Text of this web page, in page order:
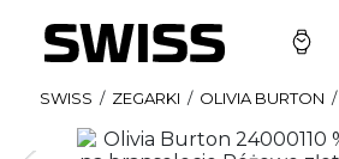
SWISS / ZEGARKI / OLIVIA BURTON /